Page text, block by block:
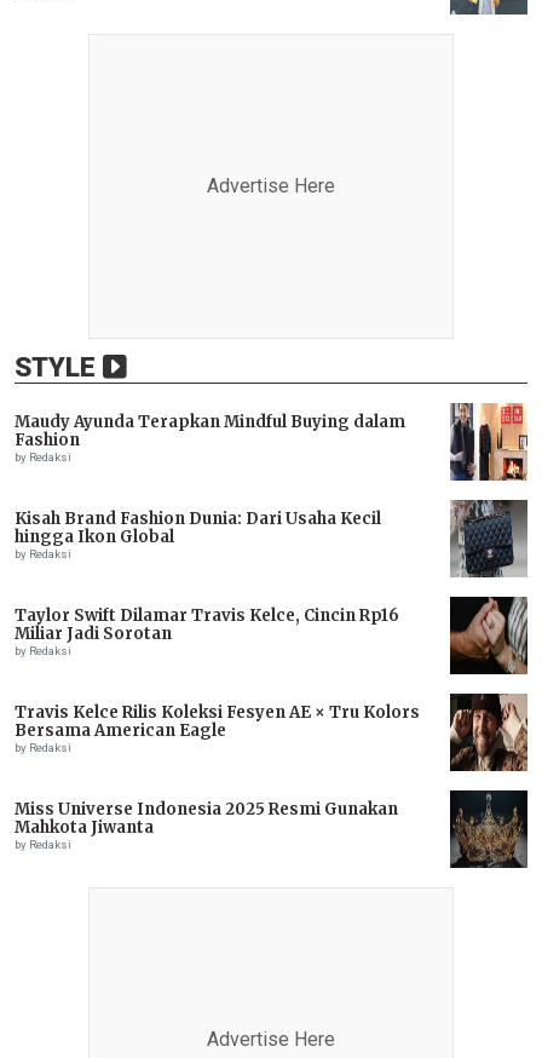
Advertise Here
STYLE
Maudy Ayunda Terapkan Mindful Buying dalam
Fashion
by Redaksi
Kisah Brand Fashion Dunia: Dari Usaha Kecil
hingga Ikon Global
by Redaksi
Taylor Swift Dilamar Travis Kelce, Cincin Rp16
Miliar Jadi Sorotan
by Redaksi
Travis Kelce Rilis Koleksi Fesyen AE × Tru Kolors
Bersama American Eagle
by Redaksi
Miss Universe Indonesia 2025 Resmi Gunakan
Mahkota Jiwanta
by Redaksi
Advertise Here